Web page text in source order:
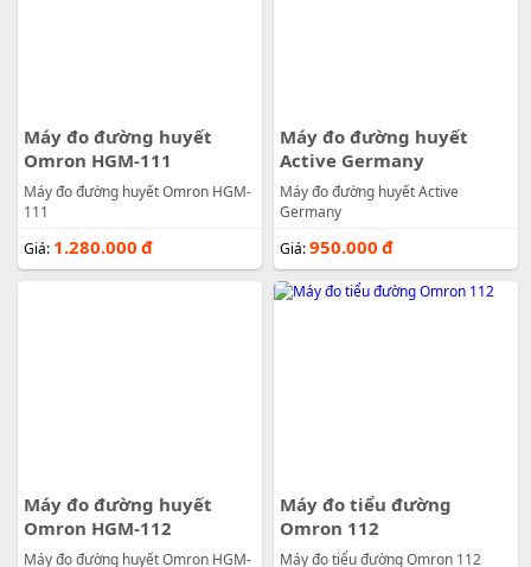
Máy đo đường huyết
Omron HGM-111
Máy đo đường huyết Omron HGM-
111
Giá: 1.280.000 đ
Máy đo đường huyết
Active Germany
Máy đo đường huyết Active
Germany
Giá:950.000 đ
Máy đo đường huyết
Omron HGM-112
Máy đo đường huyết Omron HGM-
Máy đo tiểu đường
Omron 112
Máy đo tiểu đường Omron 112